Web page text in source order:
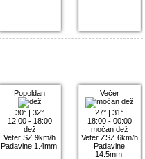
Popoldan
30° |32°
12:00 - 18:00
dež
Veter SZ 9km/h
Padavine 1.4mm.
Večer
27° |31°
18:00 - 00:00
močan dež
Veter ZSZ 6km/h
Padavine
14.5mm.